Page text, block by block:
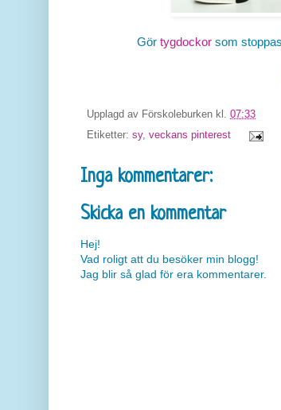
Gör tygdockor som
Upplagd av Förskoleburken kl. 07:33
Etiketter: sy, veckans pinterest
Inga kommentarer:
Skicka en kommentar
Hej!
Vad roligt att du besöker min blogg!
Jag blir så glad för era kommentarer.